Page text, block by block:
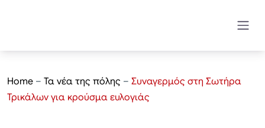
Home – Τα νέα της πόλης – Συναγερμός στη Σωτήρα
Τρικάλων για κρούσμα ευλογιάς